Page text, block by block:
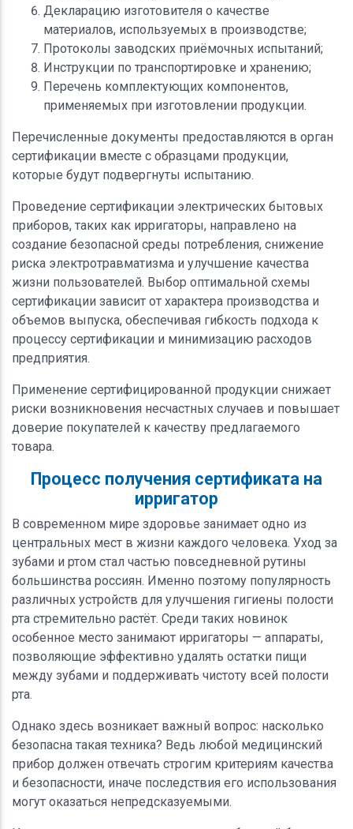
Декларацию изготовителя о качестве
материалов, используемых в производстве;
Протоколы заводских приёмочных испытаний;
Инструкции по транспортировке и хранению;
Перечень комплектующих компонентов,
применяемых при изготовлении продукции.
Перечисленные документы предоставляются в орган
сертификации вместе с образцами продукции,
которые будут подвергнуты испытанию.
Проведение сертификации электрических бытовых
приборов, таких как ирригаторы, направлено на
создание безопасной среды потребления, снижение
риска электротравматизма и улучшение качества
жизни пользователей. Выбор оптимальной схемы
сертификации зависит от характера производства и
объемов выпуска, обеспечивая гибкость подхода к
процессу сертификации и минимизацию расходов
предприятия.
Применение сертифицированной продукции снижает
риски возникновения несчастных случаев и повышает
доверие покупателей к качеству предлагаемого
товара.
Процесс получения сертификата на
ирригатор
В современном мире здоровье занимает одно из
центральных мест в жизни каждого человека. Уход за
зубами и ртом стал частью повседневной рутины
большинства россиян. Именно поэтому популярность
различных устройств для улучшения гигиены полости
рта стремительно растёт. Среди таких новинок
особенное место занимают ирригаторы — аппараты,
позволяющие эффективно удалять остатки пищи
между зубами и поддерживать чистоту всей полости
рта.
Однако здесь возникает важный вопрос: насколько
безопасна такая техника? Ведь любой медицинский
прибор должен отвечать строгим критериям качества
и безопасности, иначе последствия его использования
могут оказаться непредсказуемыми.